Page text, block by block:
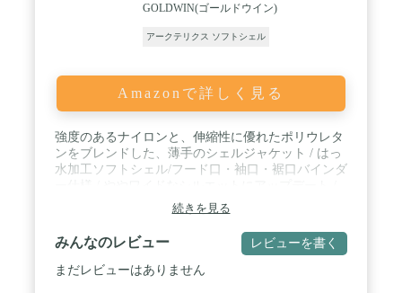
GOLDWIN(ゴールドウイン)
アークテリクス ソフトシェル
Amazonで詳しく見る
強度のあるナイロンと、伸縮性に優れたポリウレタ
ンをブレンドした、薄手のシェルジャケット / はっ
水加工ソフトシェル/フード口・袖口・裾口バインダ
フィット性の高いフードは、顔周りの視界を妨げに
くい構造 / 登山のみならず、クライミングやキャン
プなど、アウトドアのさまざまなシーンで活躍する
1着
続きを見る
みんなのレビュー レビューを書く
まだレビューはありません